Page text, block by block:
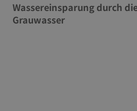
Wassereinsparung durch
Grauwasser